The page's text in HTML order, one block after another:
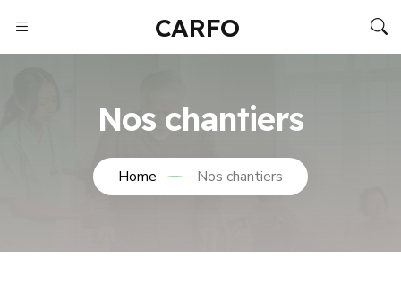
CARFO
Nos chantiers
Home Nos chantiers